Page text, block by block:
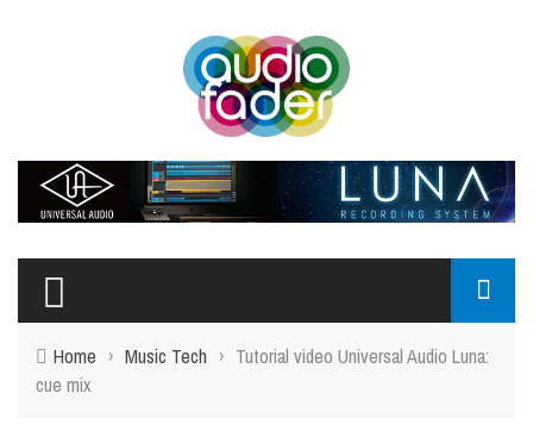
Home › Music Tech › Tutorial video Universal Audio Luna:
cue mix